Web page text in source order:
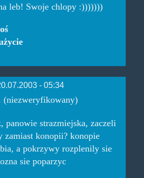
leb! Swoje chlopy :)))))))
- 05:34
(niezweryfikowany)
panowie strazmiejska, zaczeli
zamiast konopii? konopie
a pokrzywy rozplenily sie
sie poparzyc